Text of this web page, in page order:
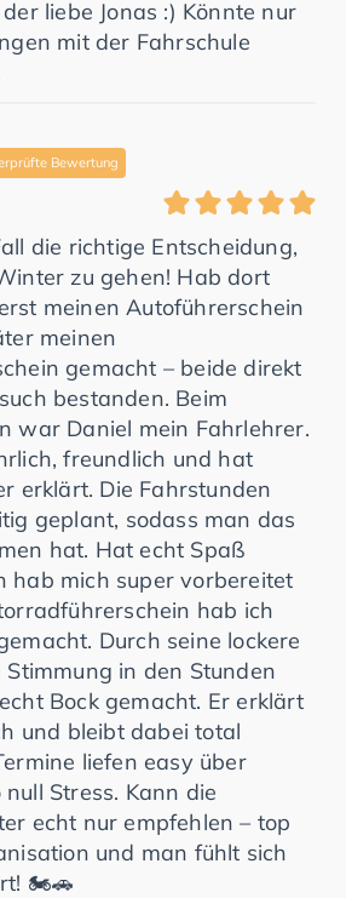
liebe Jonas :) Könnte nur
mit der Fahrschule
Bewertung
die richtige Entscheidung,
zu gehen! Hab dort
meinen Autoführerschein
meinen
gemacht – beide direkt
bestanden. Beim
war Daniel mein Fahrlehrer.
freundlich und hat
erklärt. Die Fahrstunden
geplant, sodass man das
hat. Hat echt Spaß
hab mich super vorbereitet
hab ich
Durch seine lockere
in den Stunden
Bock gemacht. Er erklärt
und bleibt dabei total
liefen easy über
Stress. Kann die
echt nur empfehlen – top
und man fühlt sich
🏍️🚗